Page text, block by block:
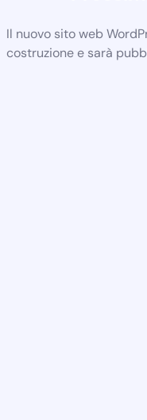
Il nuovo sito web
costruzione e sarà